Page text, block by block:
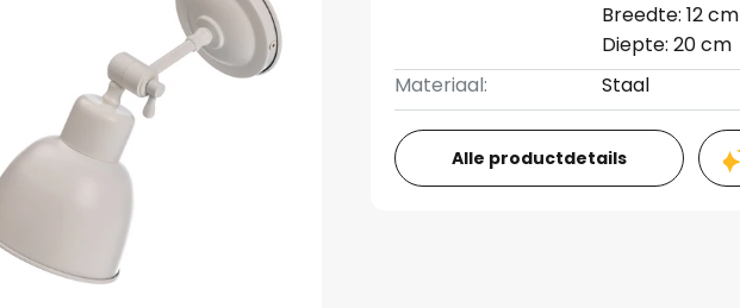
Breedte: 12 cm
Diepte: 20 cm
Materiaal:
Staal
Alle productdetails